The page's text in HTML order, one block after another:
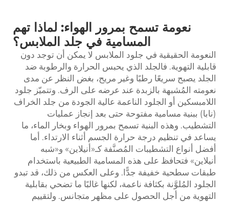
نعومة تسمح بمرور الهواء: لماذا تهم
المسامية في جلد الملابس؟
النعومة الحقيقية في جلود الملابس لا يمكن أن توجد دون
قابلية التهوية. فالجلد الذي يحبس الحرارة والرطوبة ضد
الجلد يصبح سريعًا رطبًا وغير مريح، بغض النظر عن مدى
نعومته المُشبهة بالزبدة عند عرضه على الرف. وتتميّز جلود
اللامبسكين أو الجلود الناعمة عالية الجودة من جلد الخراف
(نابا) ببنية مسامية مفتوحة حتى بعد إنجاز عمليات
التشطيب. وهذه البنية تسمح بمرور الهواء وبخار الماء، ما
يساعد في تنظيم درجة حرارة الجسم أثناء الارتداء. أما
أفضل أنواع التشطيبات المُصنَّفة كـ«أنيلاين» و«شبه
أنيلاين» فتحافظ على هذه المسامية الطبيعية باستخدام
طبقات سطحية خفيفة جدًّا. وعلى العكس من ذلك، قد تبدو
الجلود المُلوَّنة بكثافة ناعمة، لكنها غالبًا ما تضحي بقابلية
التهوية من أجل الحصول على مظهر متجانس. ولتقييم